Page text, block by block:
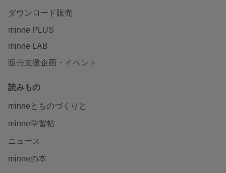
ダウンロード販売
minne PLUS
minne LAB
販売支援企画・イベント
読みもの
minneとものづくりと
minne学習帖
ニュース
minneの本